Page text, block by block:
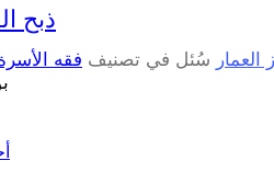
36856 -
العمار سُئل في تصنيف فقه